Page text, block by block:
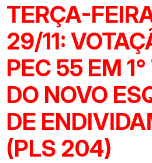
TERÇA-
29/11:
PEC 55 EM
DO NOVO
DE
(PLS 204)